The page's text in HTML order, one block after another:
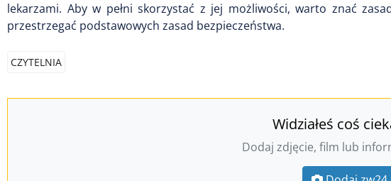
lekarzami. Aby w pełni skorzystać z jej możliwości, warto znać
przestrzegać podstawowych zasad bezpieczeństwa.
CZYTELNIA
Widziałeś coś
Dodaj zdjęcie, film lub